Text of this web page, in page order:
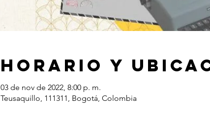
Horario y
03 de nov de 2022, 8:00 p. m.
Teusaquillo, 111311, Bogotá, Colombia